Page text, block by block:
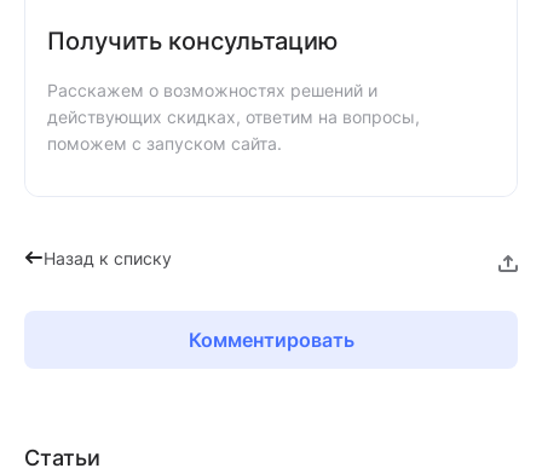
Получить консультацию
Расскажем о возможностях решений и
действующих скидках, ответим на вопросы,
поможем с запуском сайта.
Назад к списку
Комментировать
Статьи